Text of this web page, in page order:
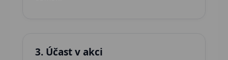
3. Účast v akci